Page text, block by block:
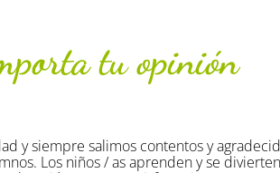
tu opinión
de la labor que
al mismo tiempo.